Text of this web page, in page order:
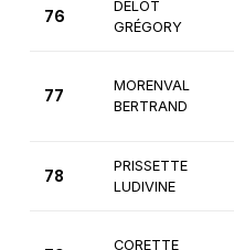
76
DELOT
GRÉGORY
77
MORENVAL
BERTRAND
78
PRISSETTE
LUDIVINE
CORETTE